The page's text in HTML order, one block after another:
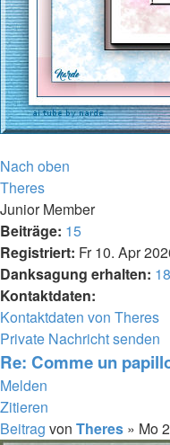
Nach oben
Theres
Junior Member
Beiträge: 15
Registriert: Fr 10. Apr
Danksagung erhalten:
Kontaktdaten:
Kontaktdaten von Theres
Private Nachricht senden
Re: Comme un
Melden
Zitieren
Beitrag von Theres » Mo